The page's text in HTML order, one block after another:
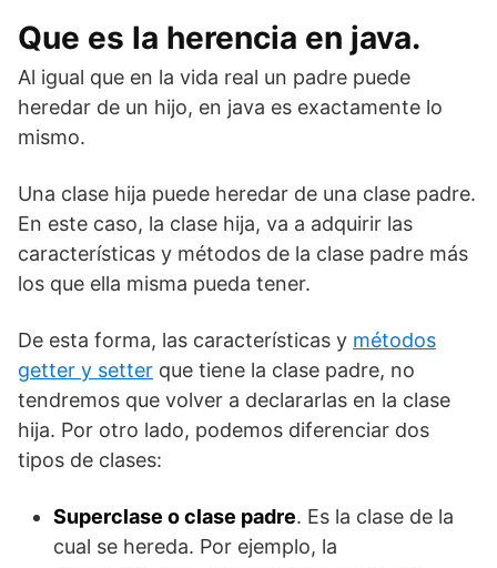
Que es la herencia en java.
Al igual que en la vida real un padre puede
heredar de un hijo, en java es exactamente lo
mismo.
Una clase hija puede heredar de una clase padre.
En este caso, la clase hija, va a adquirir las
características y métodos de la clase padre más
los que ella misma pueda tener.
De esta forma, las características y métodos
getter y setter que tiene la clase padre, no
tendremos que volver a declararlas en la clase
hija. Por otro lado, podemos diferenciar dos
tipos de clases:
Superclase o clase padre. Es la clase de la
cual se hereda. Por ejemplo, la